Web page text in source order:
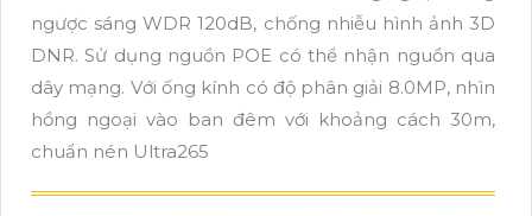
ngược sáng WDR 120dB, chống nhiễu hình ảnh 3D
DNR. Sử dụng nguồn POE có thể nhận nguồn qua
dây mạng. Với ống kính có độ phân giải 8.0MP, nhìn
hồng ngoại vào ban đêm với khoảng cách 30m,
chuẩn nén Ultra265